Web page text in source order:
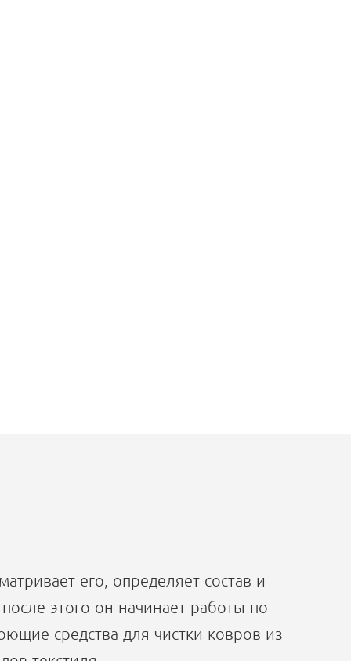
его, определяет состав и
этого он начинает работы по
средства для чистки ковров из